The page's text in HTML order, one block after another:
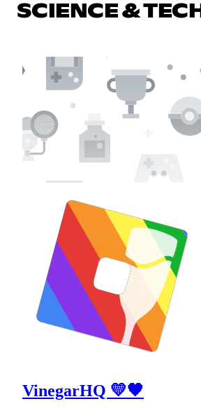
SCIENCE & TECH
VinegarHQ 💛🖤